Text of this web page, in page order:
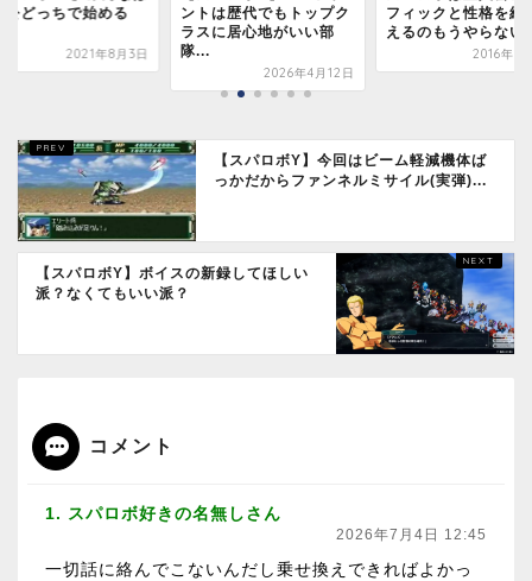
公どっちで始める
2021年8月3日
ントは歴代でもトップク
ラスに居心地がいい部
隊...
2026年4月12日
フィックと性格を組
えるのもうやらない
2016年8
【スパロボY】今回はビーム軽減機体ば
っかだからファンネルミサイル(実弾)...
【スパロボY】ボイスの新録してほしい
派？なくてもいい派？
コメント
1. スパロボ好きの名無しさん
2026年7月4日 12:45
一切話に絡んでこないんだし乗せ換えできればよかっ